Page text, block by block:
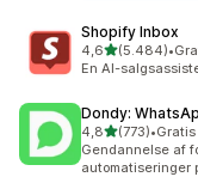
Shopify Inbox
4,6ud af 5
(5.484)
5484 anmeldelser
•
En AI-
Dondy:
4,8ud af 5
(773)
773 anmeldelser i
•
Gendannelse af
automatiseringer